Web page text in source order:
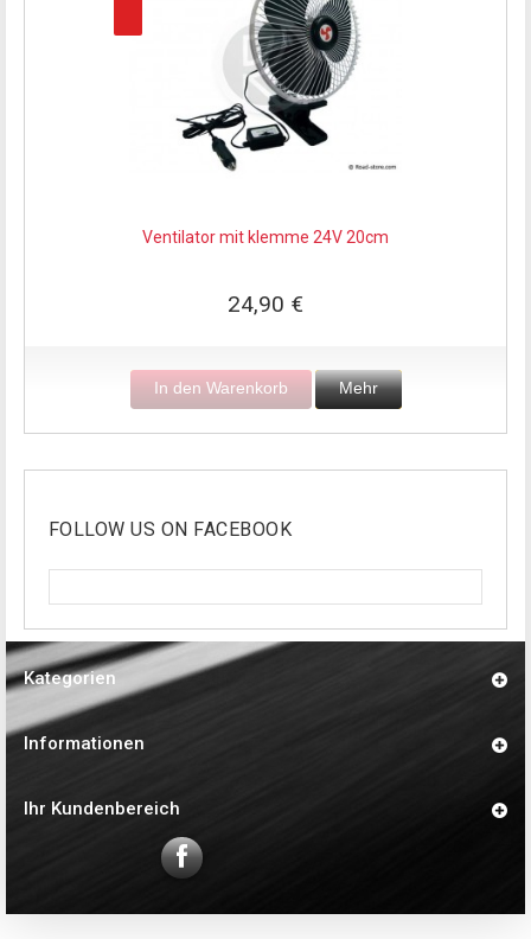
Ventilator mit klemme 24V 20cm
24,90 €
In den Warenkorb Mehr
FOLLOW US ON FACEBOOK
Kategorien
Informationen
Ihr Kundenbereich